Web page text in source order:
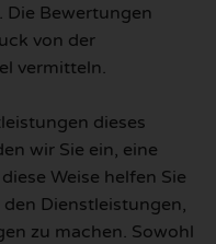
Die Bewertungen
von der
vermitteln.
dieses
wir Sie ein, eine
Weise helfen Sie
Dienstleistungen,
zu machen. Sowohl